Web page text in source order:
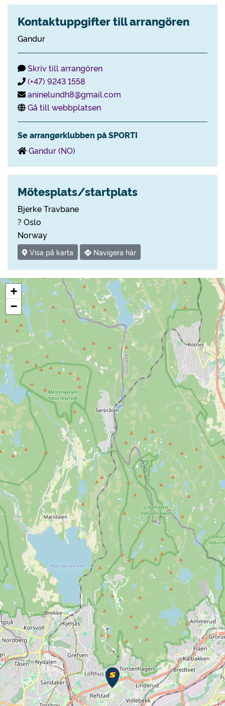
Kontaktuppgifter till arrangören
Gandur
Skriv till arrangören
(+47) 9243 1558
aninelundh8@gmail.com
Gå till webbplatsen
Se arrangørklubben på SPORTI
Gandur (NO)
Mötesplats/startplats
Bjerke Travbane
? Oslo
Norway
Visa på karta Navigera här
+
−